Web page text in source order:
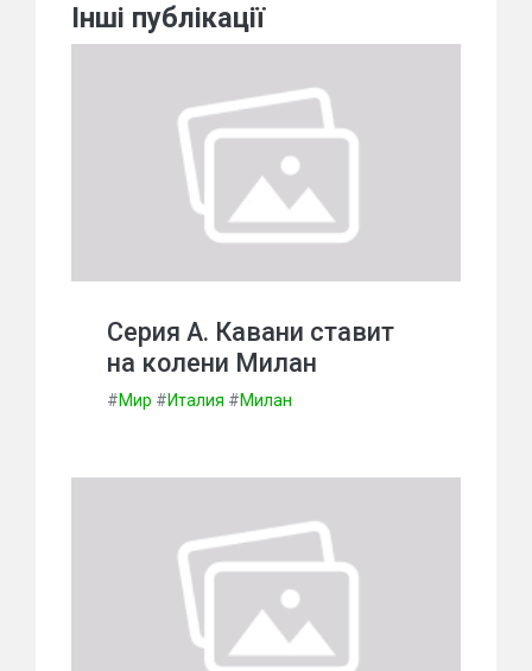
Інші публікації
Серия А. Кавани ставит
на колени Милан
#Мир #Италия #Милан